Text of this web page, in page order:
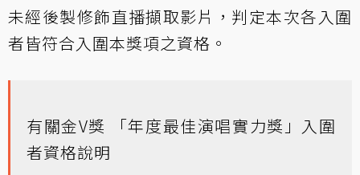
未經後製修飾直播擷取影片，判定本次各入圍
者皆符合入圍本獎項之資格。
有關金V獎 「年度最佳演唱實力獎」入圍
者資格說明